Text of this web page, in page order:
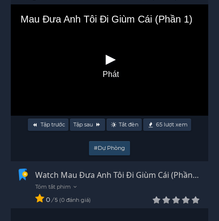
Mau Đưa Anh Tôi Đi Giùm Cái (Phần 1)
Phát
Tập trước Tập sau Tắt đèn 65lượt xem
#Dự Phòng
Watch Mau Đưa Anh Tôi Đi Giùm Cái (Phần
1) Vietsub - HD
0 / 5 0 đánh giá